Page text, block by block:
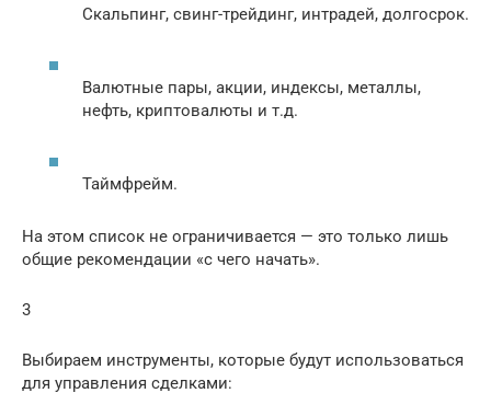
Скальпинг, свинг-трейдинг, интрадей, долгосрок.
Валютные пары, акции, индексы, металлы,
нефть, криптовалюты и т.д.
Таймфрейм.
На этом список не ограничивается — это только лишь
общие рекомендации «с чего начать».
3
Выбираем инструменты, которые будут использоваться
для управления сделками: